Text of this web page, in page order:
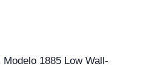
1885 Low Wall-